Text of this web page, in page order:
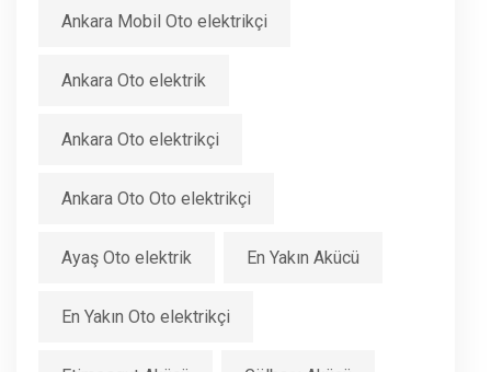
Ankara Mobil Oto elektrikçi
Ankara Oto elektrik
Ankara Oto elektrikçi
Ankara Oto Oto elektrikçi
Ayaş Oto elektrik En Yakın Akücü
En Yakın Oto elektrikçi